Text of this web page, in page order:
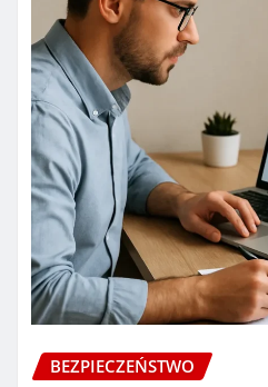
BEZPIECZEŃSTWO